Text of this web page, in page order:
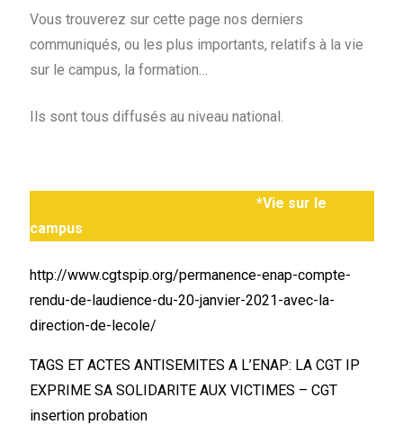
Vous trouverez sur cette page nos derniers
communiqués, ou les plus importants, relatifs à la vie
sur le campus, la formation…
Ils sont tous diffusés au niveau national.
*Vie sur le
campus
http://www.cgtspip.org/permanence-enap-compte-
rendu-de-laudience-du-20-janvier-2021-avec-la-
direction-de-lecole/
TAGS ET ACTES ANTISEMITES A L’ENAP: LA CGT IP
EXPRIME SA SOLIDARITE AUX VICTIMES – CGT
insertion probation